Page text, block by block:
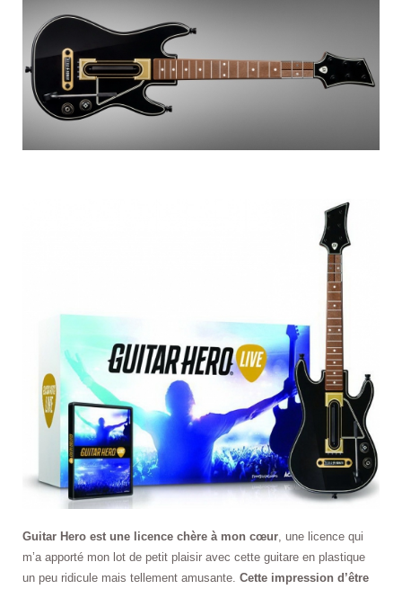
Guitar Hero est une licence chère à mon cœur, une licence qui
m’a apporté mon lot de petit plaisir avec cette guitare en plastique
un peu ridicule mais tellement amusante. Cette impression d’être